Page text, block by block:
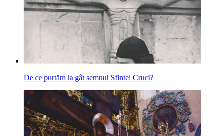
De ce purtăm la gât semnul Sfintei Cruci?